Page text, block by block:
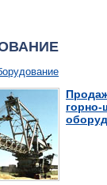
горно-